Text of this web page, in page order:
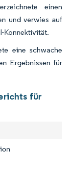
einen
und verwies auf
Konnektivität.
eine schwache
Ergebnissen für
für